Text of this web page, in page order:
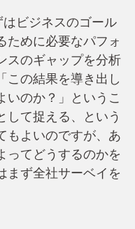
ビジネスのゴール
ために必要なパフォ
スのギャップを分析
この結果を導き出し
いのか？」というこ
して捉える、という
もよいのですが、あ
ってどうするのかを
まず全社サーベイを